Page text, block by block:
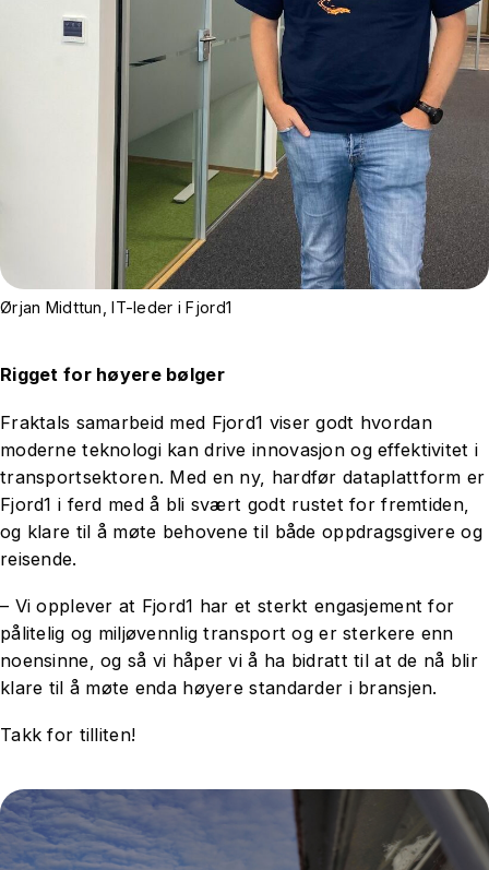
Ørjan Midttun, IT-leder i Fjord1
Rigget for høyere bølger
Fraktals samarbeid med Fjord1 viser godt hvordan
moderne teknologi kan drive innovasjon og effektivitet i
transportsektoren. Med en ny, hardfør dataplattform er
Fjord1 i ferd med å bli svært godt rustet for fremtiden,
og klare til å møte behovene til både oppdragsgivere og
reisende.
– Vi opplever at Fjord1 har et sterkt engasjement for
pålitelig og miljøvennlig transport og er sterkere enn
noensinne, og så vi håper vi å ha bidratt til at de nå blir
klare til å møte enda høyere standarder i bransjen.
Takk for tilliten!